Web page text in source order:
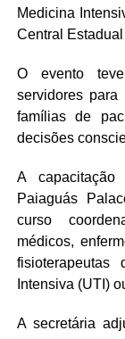
Medicina
Central
O evento
servidores
famílias de
decisões
A
Paiaguás
curso
médicos,
Intensiva (UTI)
A secretária